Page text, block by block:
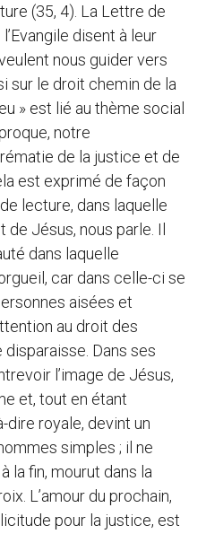
(35, 4). La Lettre de
disent à leur
nous guider vers
sur le droit chemin de la
» est lié au thème social
notre
de la justice et de
est exprimé de façon
lecture, dans laquelle
Jésus, nous parle. Il
dans laquelle
car dans celle-ci se
aisées et
au droit des
Dans ses
l’image de Jésus,
et, tout en étant
dire royale, devint un
simples ; il ne
la fin, mourut dans la
L’amour du prochain,
pour la justice, est